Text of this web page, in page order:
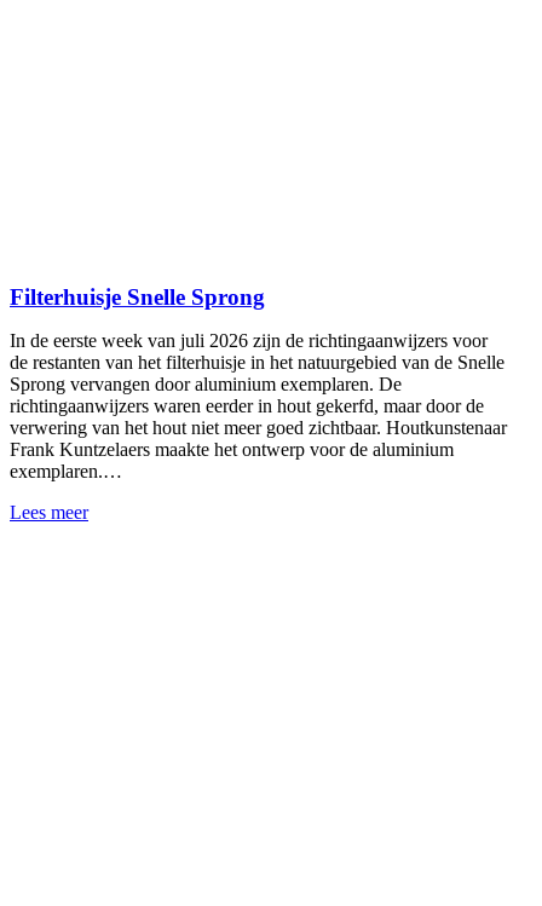
Filterhuisje Snelle Sprong
In de eerste week van juli 2026 zijn de richtingaanwijzers voor
de restanten van het filterhuisje in het natuurgebied van de Snelle
Sprong vervangen door aluminium exemplaren. De
richtingaanwijzers waren eerder in hout gekerfd, maar door de
verwering van het hout niet meer goed zichtbaar. Houtkunstenaar
Frank Kuntzelaers maakte het ontwerp voor de aluminium
exemplaren.…
Lees meer